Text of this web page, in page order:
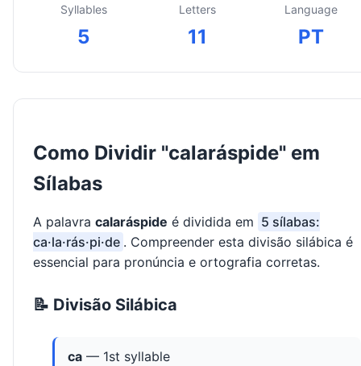
Syllables
5
Letters
11
Language
PT
Como Dividir "calaráspide" em
Sílabas
A palavra calaráspide é dividida em 5 sílabas:
ca·la·rás·pi·de . Compreender esta divisão silábica é
essencial para pronúncia e ortografia corretas.
📝 Divisão Silábica
ca — 1st syllable